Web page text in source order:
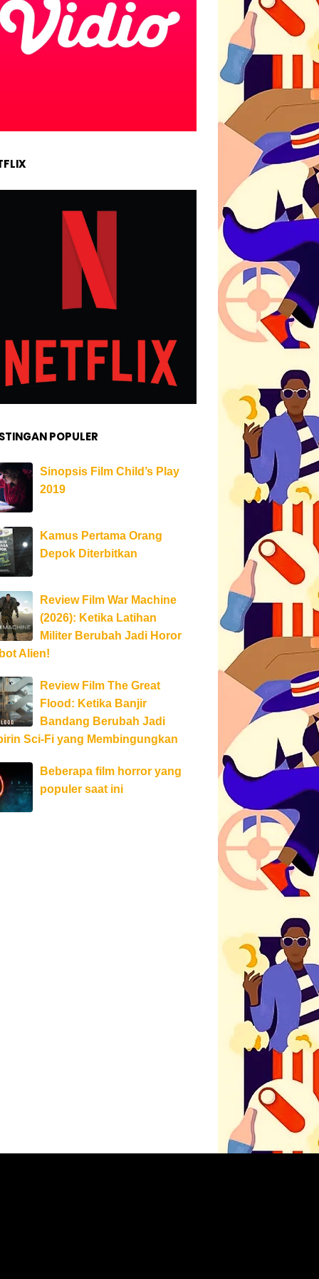
POPULER
Sinopsis Film Child’s Play
2019
Kamus Pertama Orang
Depok Diterbitkan
Review Film War Machine
(2026): Ketika Latihan
Militer Berubah Jadi Horor
Alien!
Review Film The Great
Flood: Ketika Banjir
Bandang Berubah Jadi
Sci-Fi yang Membingungkan
Beberapa film horror yang
populer saat ini